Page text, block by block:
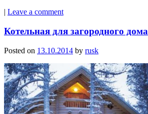
| Leave a comment
Котельная для загородного дома
Posted on 13.10.2014 by rusk